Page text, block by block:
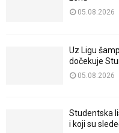
05.08.2026
Uz Ligu
dočekuje
05.08.2026
Studentska
i koji su